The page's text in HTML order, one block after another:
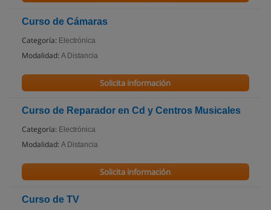
Curso de Cámaras
Categoría: Electrónica
Modalidad: A Distancia
Solicita información
Curso de Reparador en Cd y Centros Musicales
Categoría: Electrónica
Modalidad: A Distancia
Solicita información
Curso de TV